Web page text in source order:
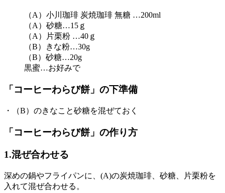
（A）小川珈琲 炭焼珈琲 無糖 …200ml
（A）砂糖…15ｇ
（A）片栗粉 …40ｇ
（B）きな粉…30g
（B）砂糖…20g
黒蜜…お好みで
「コーヒーわらび餅」の下準備
・（B）のきなこと砂糖を混ぜておく
「コーヒーわらび餅」の作り方
1.混ぜ合わせる
深めの鍋やフライパンに、(A)の炭焼珈琲、砂糖、片栗粉を
入れて混ぜ合わせる。